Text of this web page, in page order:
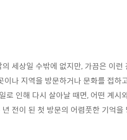
세상일 수밖에 없지만, 가끔은 이
나 지역을 방문하거나 문화를 접하
로 인해 다시 살아날 때면, 어떤 계시
전이 된 첫 방문의 어렴풋한 기억